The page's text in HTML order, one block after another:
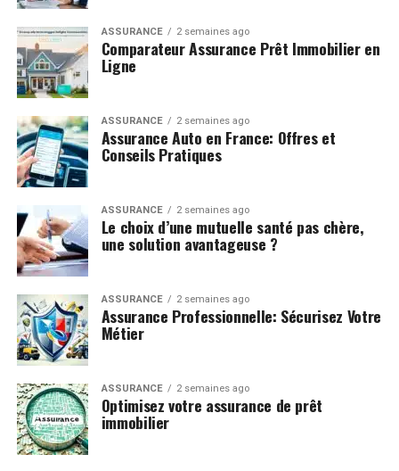
ASSURANCE 2 semaines ago
Comparateur Assurance Prêt Immobilier en
Ligne
ASSURANCE 2 semaines ago
Assurance Auto en France: Offres et
Conseils Pratiques
ASSURANCE 2 semaines ago
Le choix d’une mutuelle santé pas chère,
une solution avantageuse ?
ASSURANCE 2 semaines ago
Assurance Professionnelle: Sécurisez Votre
Métier
ASSURANCE 2 semaines ago
Optimisez votre assurance de prêt
immobilier